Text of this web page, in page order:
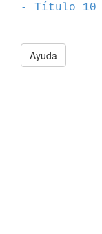
- Título 10
Ayuda